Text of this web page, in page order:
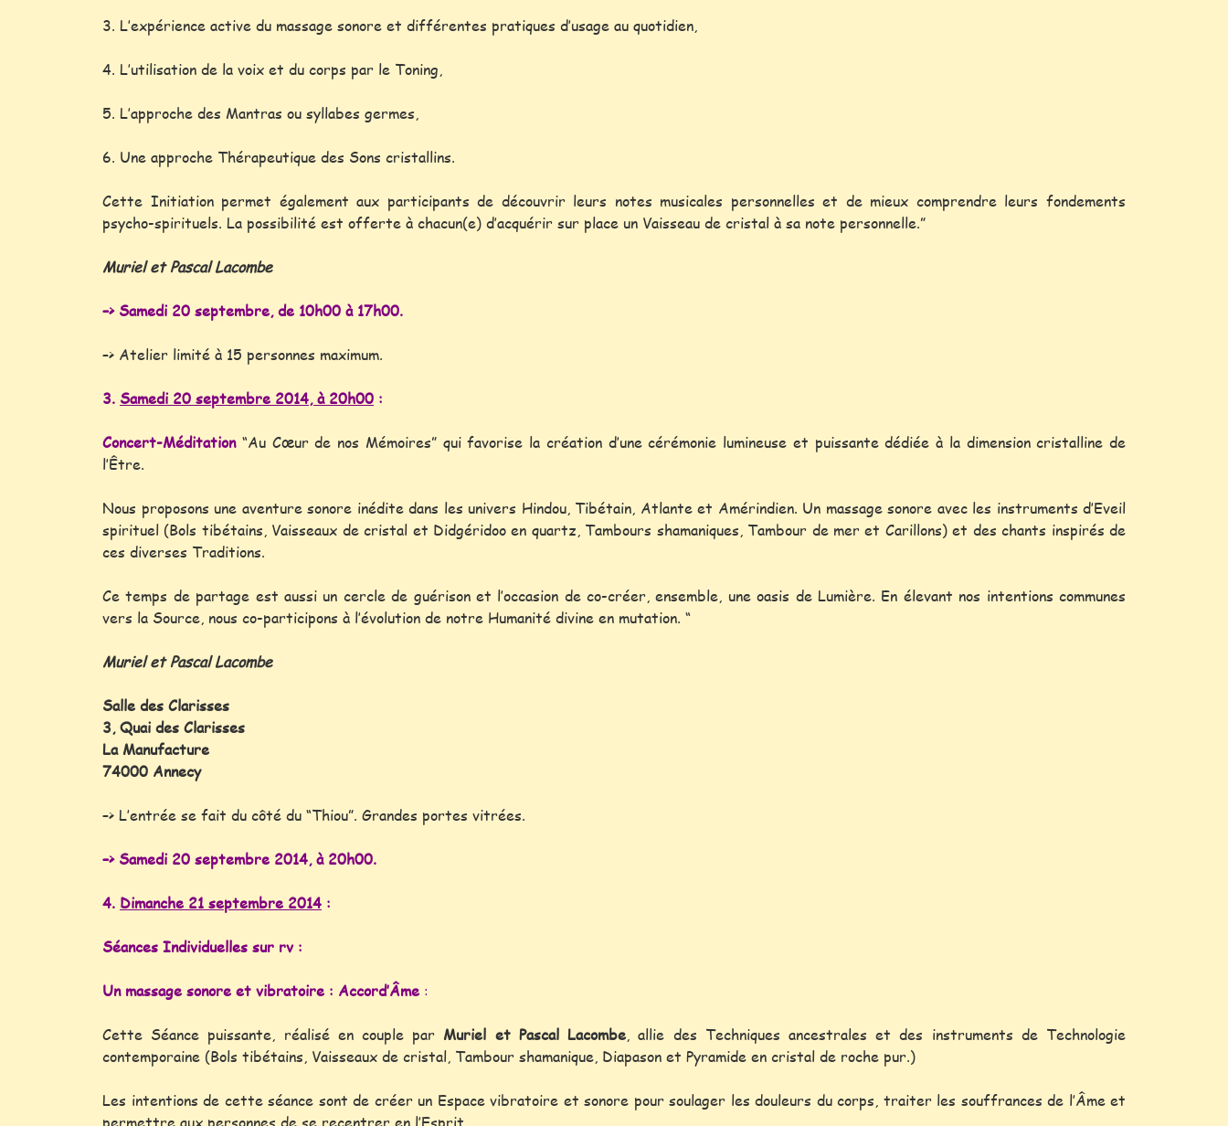
3. L’expérience active du massage sonore et différentes pratiques d’usage au quotidien,
4. L’utilisation de la voix et du corps par le Toning,
5. L’approche des Mantras ou syllabes germes,
6. Une approche Thérapeutique des Sons cristallins.
Cette Initiation permet également aux participants de découvrir leurs notes musicales personnelles et de mieux comprendre leurs fondements
psycho-spirituels. La possibilité est offerte à chacun(e) d’acquérir sur place un Vaisseau de cristal à sa note personnelle.”
Muriel et Pascal Lacombe
–> Samedi 20 septembre, de 10h00 à 17h00.
–> Atelier limité à 15 personnes maximum.
3. Samedi 20 septembre 2014, à 20h00 :
Concert-Méditation“Au Cœur de nos Mémoires” qui favorise la création d’une cérémonie lumineuse et puissante dédiée à la dimension cristalline de
l’Être.
Nous proposons une aventure sonore inédite dans les univers Hindou, Tibétain, Atlante et Amérindien. Un massage sonore avec les instruments d’Eveil
spirituel (Bols tibétains, Vaisseaux de cristal et Didgéridoo en quartz, Tambours shamaniques, Tambour de mer et Carillons) et des chants inspirés de
ces diverses Traditions.
Ce temps de partage est aussi un cercle de guérison et l’occasion de co-créer, ensemble, une oasis de Lumière. En élevant nos intentions communes
vers la Source, nous co-participons à l’évolution de notre Humanité divine en mutation. “
Muriel et Pascal Lacombe
Salle des Clarisses
3, Quai des Clarisses
La Manufacture
74000 Annecy
–> L’entrée se fait du côté du “Thiou”. Grandes portes vitrées.
–> Samedi 20 septembre 2014, à 20h00.
4. Dimanche 21 septembre 2014 :
Séances Individuelles sur rv :
Un massage sonore et vibratoire : Accord’Âme :
Cette Séance puissante, réalisé en couple par Muriel et Pascal Lacombe, allie des Techniques ancestrales et des instruments de Technologie
contemporaine (Bols tibétains, Vaisseaux de cristal, Tambour shamanique, Diapason et Pyramide en cristal de roche pur.)
Les intentions de cette séance sont de créer un Espace vibratoire et sonore pour soulager les douleurs du corps, traiter les souffrances de l’Âme et